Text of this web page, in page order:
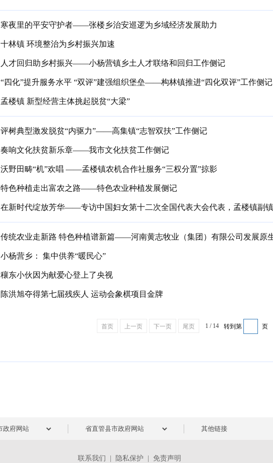
寒夜里的平安守护者——张楼乡治安巡逻为乡域经济发展助力
十林镇 环境整治为乡村振兴加速
人才回归助乡村振兴——小杨营镇乡土人才联络和回归工作侧记
“四化”提升服务水平 “双评”建强组织堡垒——构林镇推进“四化双评”工作侧记
孟楼镇 新型经营主体挑起脱贫“大梁”
评树典型激发脱贫“内驱力”——高集镇“志智双扶”工作侧记
奏响文化扶贫新乐章——我市文化扶贫工作侧记
沃野田畴“机”欢唱 ——孟楼镇农机合作社服务“三权分置”掠影
特色种植走出富农之路——特色农业种植发展侧记
小杨营乡： 集中供养“暖民心”
穰东小伙因为献爱心登上了央视
陈洪旭夺得第七届残疾人 运动会象棋项目金牌
首页 上一页 下一页 尾页 1 / 14 转到第 页
联系我们 隐私保护 免责声明